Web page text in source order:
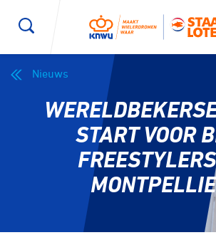
Kenniscentrum
Magazine
Nieuws
START VOOR
Wegwielrennen
Kunstwielrijden ID-
Baanwielrennen